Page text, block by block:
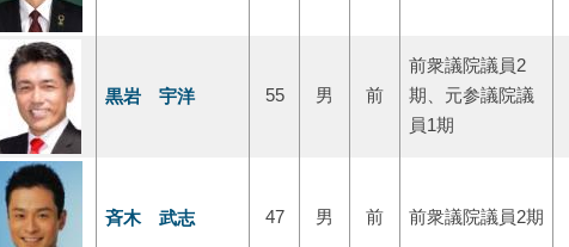
黒岩 宇洋 55 男 前
前衆議院議員2
期、元参議院議
員1期
斉木 武志 47 男 前 前衆議院議員2期